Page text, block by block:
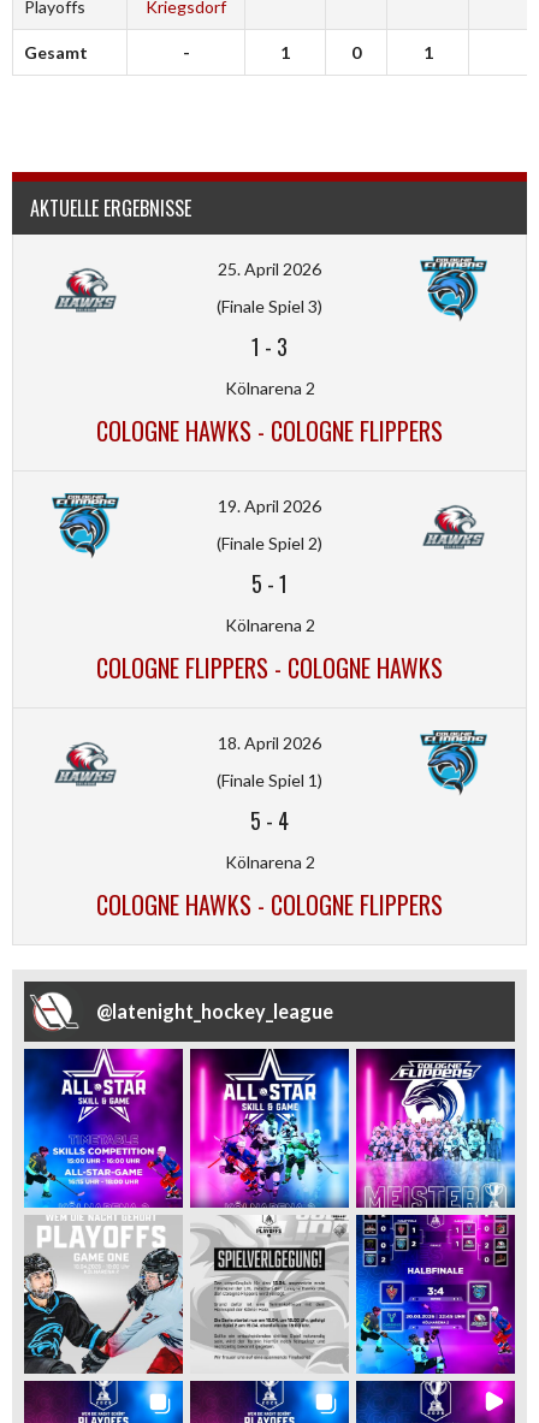
Playoffs Kriegsdorf
Gesamt - 1 0 1
AKTUELLE ERGEBNISSE
25. April 2026
(Finale Spiel 3)
1 - 3
Kölnarena 2
COLOGNE HAWKS - COLOGNE FLIPPERS
19. April 2026
(Finale Spiel 2)
5 -1
Kölnarena 2
COLOGNE FLIPPERS - COLOGNE HAWKS
18. April 2026
(Finale Spiel 1)
5 - 4
Kölnarena 2
COLOGNE HAWKS - COLOGNE FLIPPERS
@latenight_hockey_league